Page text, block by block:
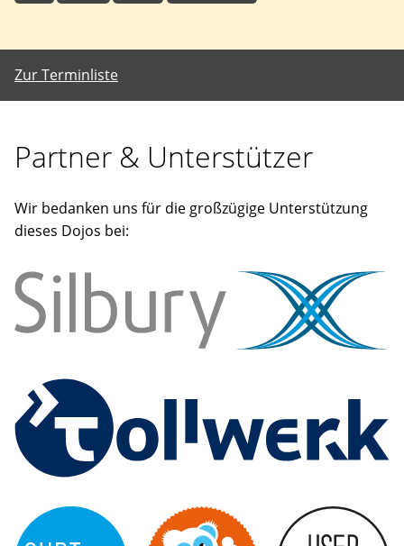
Zur Terminliste
Partner & Unterstützer
Wir bedanken uns für die großzügige Unterstützung
dieses Dojos bei: